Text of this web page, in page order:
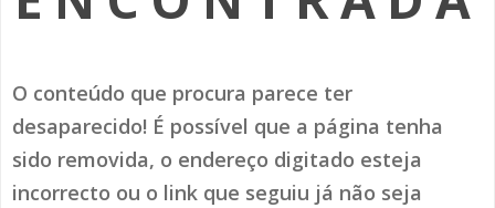
(RE) PENSAMENTOS
HISTÓRIAS DE ABRIL
O conteúdo que procura parece ter
desaparecido! É possível que a página tenha
sido removida, o endereço digitado esteja
incorrecto ou o link que seguiu já não seja